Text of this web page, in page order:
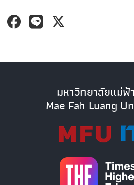
มหาวิทยาลัยแม่ฟ้
Mae Fah Luang